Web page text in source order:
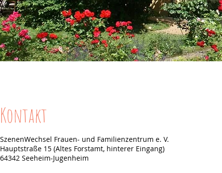
Kontakt
SzenenWechsel Frauen- und Familienzentrum e. V.
Hauptstraße 15 (Altes Forstamt, hinterer Eingang)
64342 Seeheim-Jugenheim